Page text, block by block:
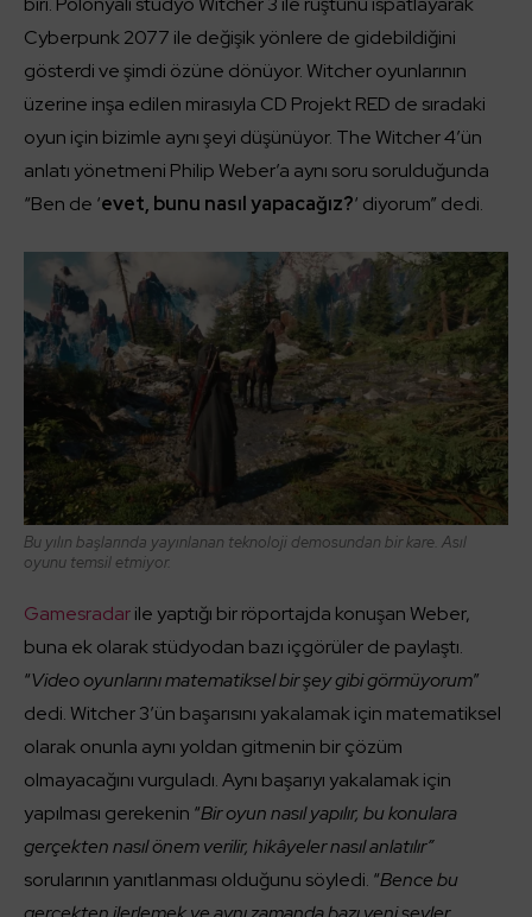
Cyberpunk 2077 ile değişik yönlere de gidebildiğini
gösterdi ve şimdi özüne dönüyor. Witcher oyunlarının
üzerine inşa edilen mirasıyla CD Projekt RED de sıradaki
oyun için bizimle aynı şeyi düşünüyor. The Witcher 4’ün
anlatı yönetmeni Philip Weber’a aynı soru sorulduğunda
“Ben de ‘evet, bunu nasıl yapacağız?‘ diyorum” dedi.
Bu yılın başlarında yayınlanan teknoloji demosundan bir kare. Asıl
oyunu temsil etmiyor.
Gamesradarile yaptığı bir röportajda konuşan Weber,
buna ek olarak stüdyodan bazı içgörüler de paylaştı.
“Video oyunlarını matematiksel bir şey gibi görmüyorum”
dedi. Witcher 3’ün başarısını yakalamak için matematiksel
olarak onunla aynı yoldan gitmenin bir çözüm
olmayacağını vurguladı. Aynı başarıyı yakalamak için
yapılması gerekenin “Bir oyun nasıl yapılır, bu konulara
gerçekten nasıl önem verilir, hikâyeler nasıl anlatılır”
sorularının yanıtlanması olduğunu söyledi. “Bence bu